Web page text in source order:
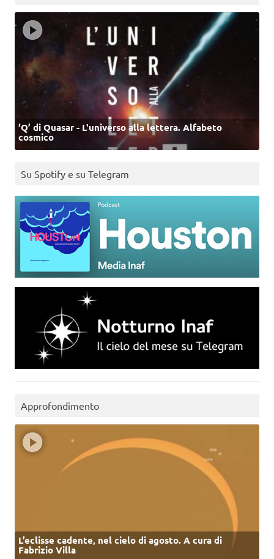
‘Q’ di Quasar - L'universo alla lettera. Alfabeto
cosmico
Su Spotify e su Telegram
Approfondimento
L’eclisse cadente, nel cielo di agosto. A cura di
Fabrizio Villa